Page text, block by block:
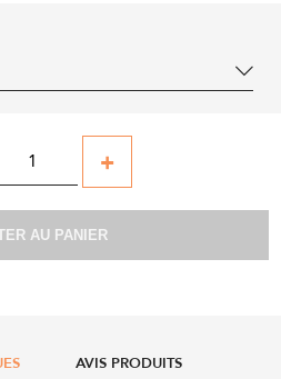
+
AU PANIER
AVIS PRODUITS